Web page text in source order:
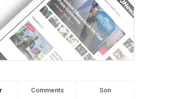
Comments Son